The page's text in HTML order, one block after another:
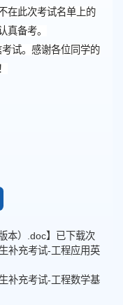
在此次考试名单上的
真备考。
考试。 感谢各位同学的
本）.doc】已下载次
补充考试-工程应用英
补充考试-工程数学基